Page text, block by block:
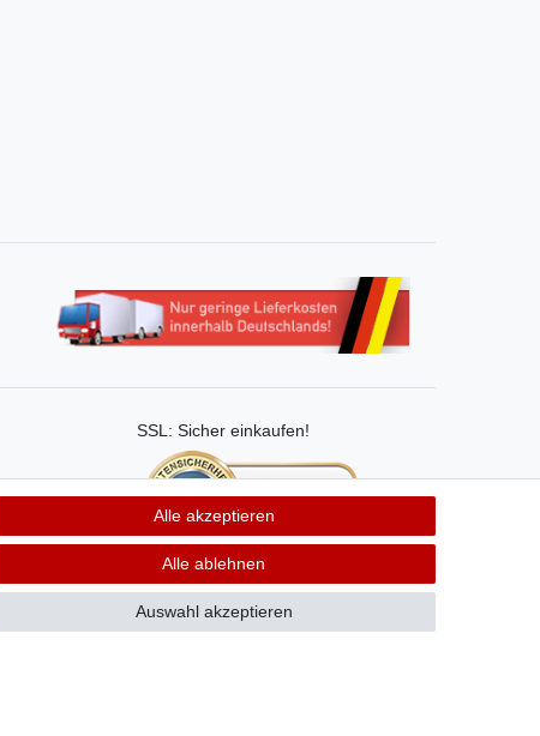
SSL: Sicher einkaufen!
Unsere Kaufabwicklung ist durch
SSL gesichert.
Alle akzeptieren
Alle ablehnen
Auswahl akzeptieren